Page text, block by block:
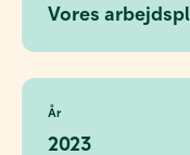
Vores
År
2023